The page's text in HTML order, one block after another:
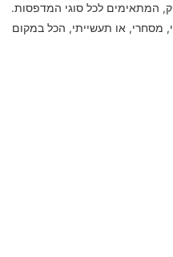
המתאימים לכל סוגי המדפסות.
מסחרי, או תעשייתי, הכל במקום